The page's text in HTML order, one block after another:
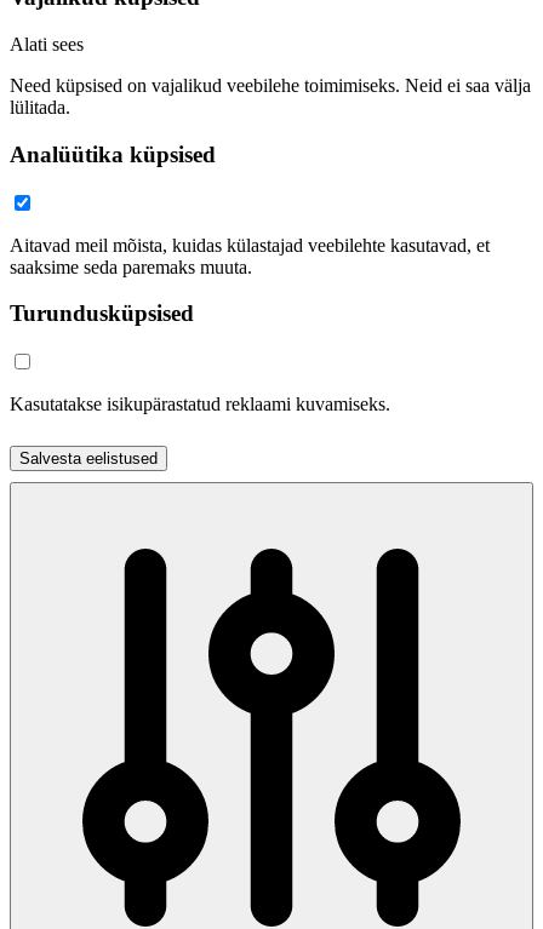
Alati sees
Need küpsised on vajalikud veebilehe toimimiseks. Neid ei saa välja
lülitada.
Analüütika küpsised
Aitavad meil mõista, kuidas külastajad veebilehte kasutavad, et
saaksime seda paremaks muuta.
Turundusküpsised
Kasutatakse isikupärastatud reklaami kuvamiseks.
Salvesta eelistused